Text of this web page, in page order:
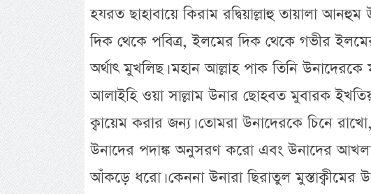
হযরত ছাহাবায়ে কিরাম রদ্বিয়াল্লাহু তায়ালা আনহুম
দিক থেকে পবিত্র, ইলমের দিক থেকে গভীর
অর্থাৎ মুখলিছ। মহান আল্লাহ পাক তিনি উনাদেরকে
আলাইহি ওয়া সাল্লাম উনার ছোহবত মুবারক
ক্বায়েম করার জন্য। তোমরা উনাদেরকে চিনে
উনাদের পদাঙ্ক অনুসরণ করো এবং উনাদের
আঁকড়ে ধরো। কেননা উনারা ছিরাতুল মুস্তাক্বীমের উপর